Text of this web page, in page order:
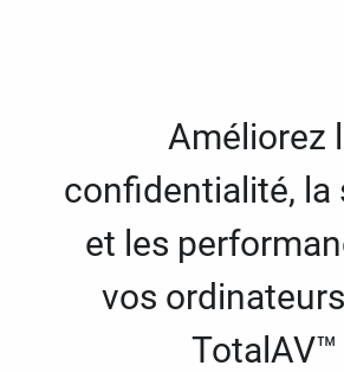
Améliorez
confidentialité, la
et les
vos
TotalAV™